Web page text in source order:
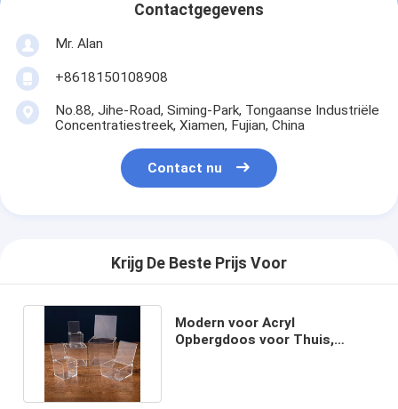
Contactgegevens
Mr. Alan
+8618150108908
No.88, Jihe-Road, Siming-Park, Tongaanse Industriële
Concentratiestreek, Xiamen, Fujian, China
Contact nu
Krijg De Beste Prijs Voor
Modern voor Acryl
Opbergdoos voor Thuis,